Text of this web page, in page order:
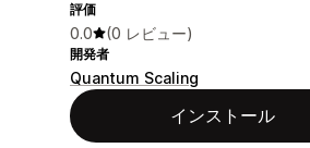
評価
0.0 (0 レビュー)
開発者
Quantum Scaling
インストール